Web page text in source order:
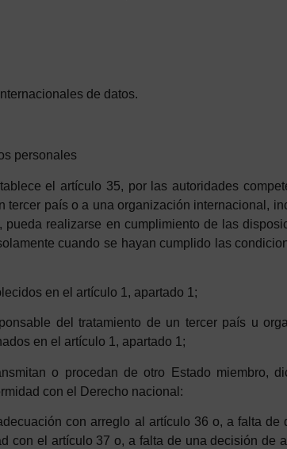
de datos.
personales
el artículo 35, por las autoridades
tercer país o a una organización internacional,
realizarse en cumplimiento de las
cuando se hayan cumplido las
en el artículo 1, apartado 1;
del tratamiento de un tercer país u
en el artículo 1, apartado 1;
o procedan de otro Estado miembro, d i
con el Derecho nacional:
ecuación con arreglo al artículo 36 o, a falta
con el artículo 37 o, a falta de una decisión de